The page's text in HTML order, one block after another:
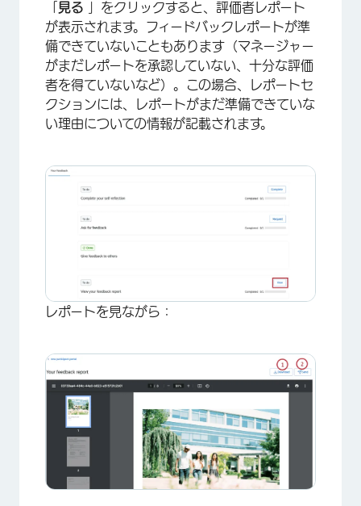
×
見る
」をクリックすると、評価者レポート
が表示されます。フィードバックレポートが準
備できていないこともあります（マネージャー
がまだレポートを承認していない、十分な評価
者を得ていないなど）。この場合、レポートセ
クションには、レポートがまだ準備できていな
い理由についての情報が記載されます。
レポートを見ながら：